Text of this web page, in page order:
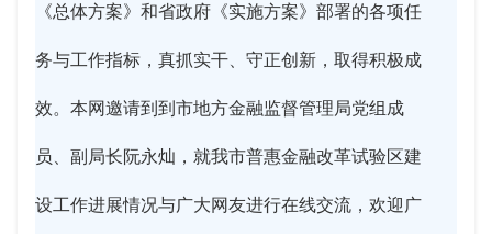
《总体方案》和省政府《实施方案》部署的各项任
务与工作指标，真抓实干、守正创新，取得积极成
效。本网邀请到到市地方金融监督管理局党组成
员、副局长阮永灿，就我市普惠金融改革试验区建
设工作进展情况与广大网友进行在线交流，欢迎广